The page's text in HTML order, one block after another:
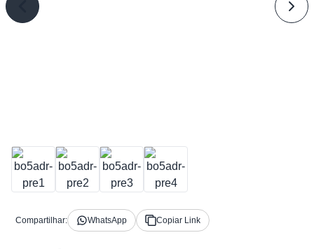
Compartilhar: WhatsApp Copiar Link